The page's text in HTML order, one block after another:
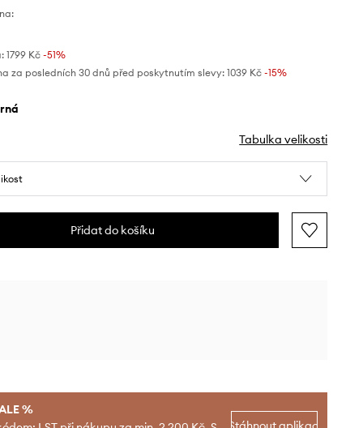
1799 Kč-51%
za posledních 30 dnů před poskytnutím slevy: 1039 Kč -15%
Tabulka velikosti
Přidat do košíku
%